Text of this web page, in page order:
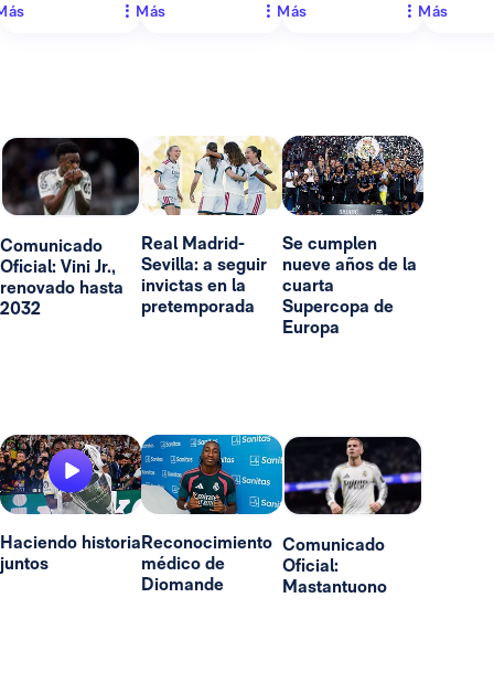
Más Más Más
Comunicado
Oficial: Vini Jr.,
renovado hasta
2032
Real Madrid-
Sevilla: a seguir
invictas en la
pretemporada
Se cumplen
nueve años de la
cuarta
Supercopa de
Europa
Haciendo historia
juntos
Reconocimiento
médico de
Diomande
Comunicado
Oficial:
Mastantuono